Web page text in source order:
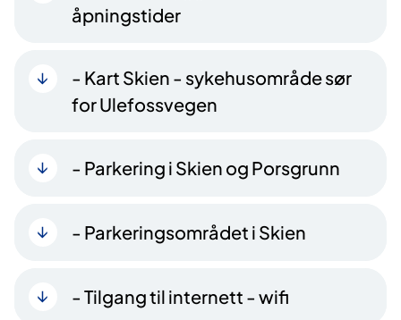
åpningstider
- Kart Skien - sykehusområde sør
for Ulefossvegen
- Parkering i Skien og Porsgrunn
- Parkeringsområdet i Skien
- Tilgang til internett - wifi